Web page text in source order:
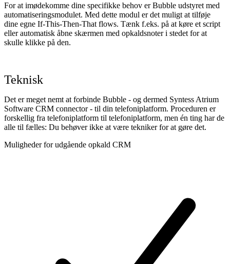
For at imødekomme dine specifikke behov er Bubble udstyret med
automatiseringsmodulet. Med dette modul er det muligt at tilføje
dine egne If-This-Then-That flows. Tænk f.eks. på at køre et script
eller automatisk åbne skærmen med opkaldsnoter i stedet for at
skulle klikke på den.
Teknisk
Det er meget nemt at forbinde Bubble - og dermed Syntess Atrium
Software CRM connector - til din telefoniplatform. Proceduren er
forskellig fra telefoniplatform til telefoniplatform, men én ting har de
alle til fælles: Du behøver ikke at være tekniker for at gøre det.
Muligheder for udgående opkald CRM